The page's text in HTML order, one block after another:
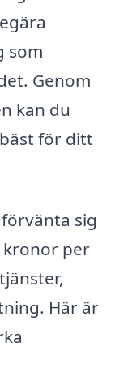
som
Genom
kan du
för ditt
sig
kronor per
Här är